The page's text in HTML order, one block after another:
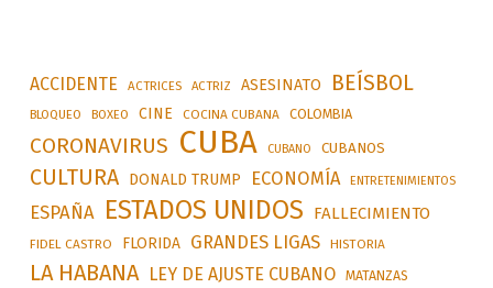
ACCIDENTE ACTRICES ACTRIZ ASESINATO BEÍSBOL
BLOQUEO BOXEO CINE COCINA CUBANA COLOMBIA
CORONAVIRUS CUBA CUBANO CUBANOS
CULTURA DONALD TRUMP ECONOMÍA ENTRETENIMIENTOS
ESPAÑA ESTADOS UNIDOS FALLECIMIENTO
FIDEL CASTRO FLORIDA GRANDES LIGAS HISTORIA
LA HABANA LEY DE AJUSTE CUBANO MATANZAS